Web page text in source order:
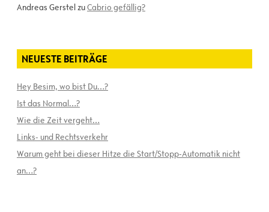
Andreas GerstelzuCabrio gefällig?
NEUESTE BEITRÄGE
Hey Besim, wo bist Du…?
Ist das Normal…?
Wie die Zeit vergeht…
Links- und Rechtsverkehr
Warum geht bei dieser Hitze die Start/Stopp-Automatik nicht
an…?